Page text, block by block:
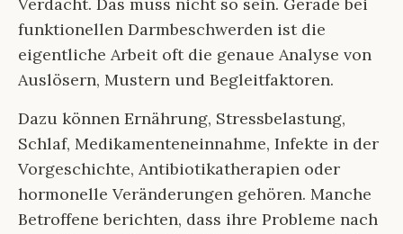
funktionellen Darmbeschwerden ist die
eigentliche Arbeit oft die genaue Analyse von
Auslösern, Mustern und Begleitfaktoren.
Dazu können Ernährung, Stressbelastung,
Schlaf, Medikamenteneinnahme, Infekte in der
Vorgeschichte, Antibiotikatherapien oder
hormonelle Veränderungen gehören. Manche
Betroffene berichten, dass ihre Probleme nach